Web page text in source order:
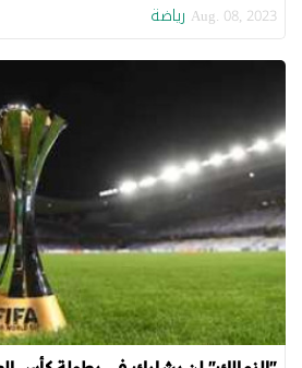
Aug. 08, 2023 رياضة